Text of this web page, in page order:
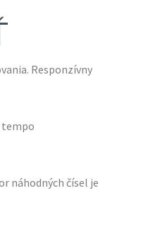
Responzívny
tempo
náhodných čísel je